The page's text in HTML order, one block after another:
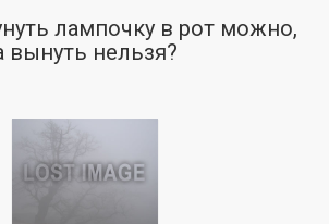
лампочку в рот можно,
вынуть нельзя?